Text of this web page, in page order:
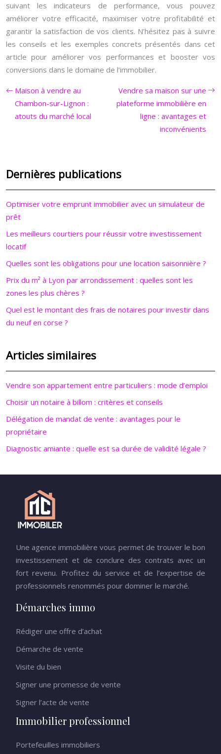
suivant les indicateurs de performance, vous pouvez
améliorer votre efficacité, maximiser votre profitabilité et
garantir la satisfaction de vos clients. N’hésitez pas à suivre
les conseils et les exemples concrets présentés dans cet
article pour améliorer vos performances et booster vos
conversions dans le domaine de l’immobilier.
Maison à vendre au
Chambon-sur-Lignon :
atouts du marché local
Vendre sa maison sur une
plateforme immobilière en
ligne : avantages et
inconvénients
Dernières publications
Optimiser votre emprunt immobilier avec un simulateur de
prêt
Les meilleurs courtiers pour réussir votre investissement
locatif
Quelles sont les obligations pour une location saisonnière ?
Prix du m² à Lyon par arrondissement : quelles sont les
zones les plus chères ?
Quel est le montant des frais de notaires pour investir dans
du neuf en corse ?
Articles similaires
Vendre son appartement entre particuliers : mode d’emploi
Choisir un notaire à billom : critères et conseils
Délégation de mandat de vente : avantages pour le
propriétaire
Diagnostic amiante : quelle est sa durée de validité légale ?
Une agence immobilière vous permet de trouver le bon
investissement et de conclure des contrats avec un
fort revenu. Profitez du service et de l’expertise de
professionnels renommés pour dominer le marché.
Démarches immo
Rédiger une offre d’achat
Démarche de vente
Visite du bien
Signer une promesse de vente
Signer l’acte de vente
Immobilier professionnel
Portefeuilles immobiliers